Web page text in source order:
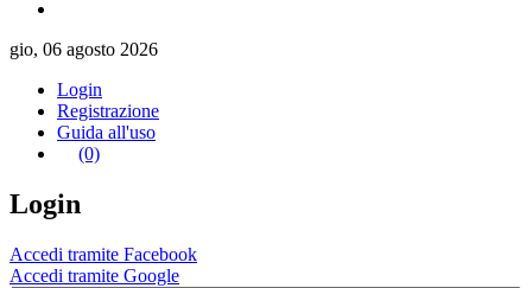
gio, 06 agosto 2026
Login
Registrazione
Guida all'uso
(0)
Login
Accedi tramite Facebook
Accedi tramite Google